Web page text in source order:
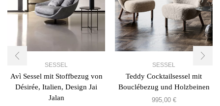
SESSEL
Avì Sessel mit Stoffbezug von
Désirée, Italien, Design Jai
Jalan
SESSEL
Teddy Cocktailsessel mit
Bouclébezug und Holzbeinen
995,00 €